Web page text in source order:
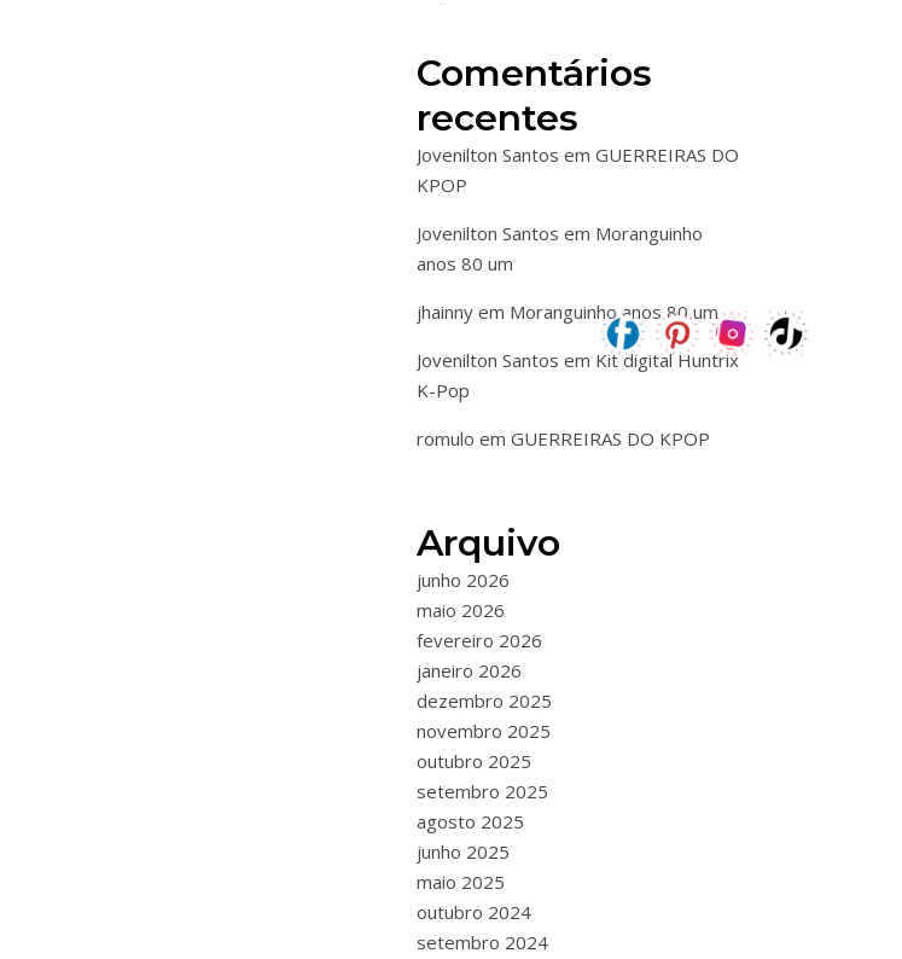
Comentários
recentes
Jovenilton Santos em GUERREIRAS DO
KPOP
Jovenilton Santos em Moranguinho
anos 80 um
jhainny em Moranguinho anos 80 um
Jovenilton Santos em Kit digital Huntrix
K-Pop
romulo em GUERREIRAS DO KPOP
Arquivo
junho 2026
maio 2026
fevereiro 2026
janeiro 2026
dezembro 2025
novembro 2025
outubro 2025
setembro 2025
agosto 2025
junho 2025
maio 2025
outubro 2024
setembro 2024